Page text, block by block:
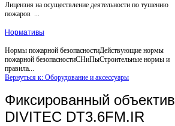
Лицензия на осуществление деятельности по тушению
пожаров ...
Нормативы
Нормы пожарной безопасностиДействующие нормы
пожарной безопасностиСНиПыСтроительные нормы и
правила...
Вернуться к: Оборудование и аксессуары
Фиксированный объектив
DIVITEC DT3.6FM.IR